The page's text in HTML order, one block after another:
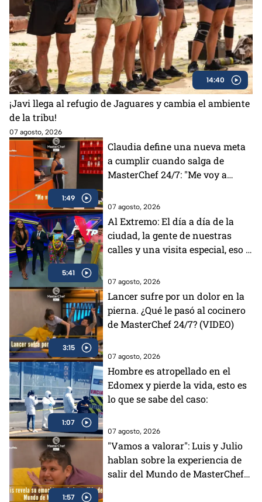
14:40
¡Javi llega al refugio de Jaguares y cambia el ambiente
de la tribu!
07 agosto, 2026
1:49
Claudia define una nueva meta
a cumplir cuando salga de
MasterChef 24/7: "Me voy a
07 agosto, 2026
5:41
Al Extremo: El día a día de la
ciudad, la gente de nuestras
calles y una visita especial, eso y
viernes
07 agosto, 2026
3:15
Lancer sufre por un dolor en la
pierna. ¿Qué le pasó al cocinero
de MasterChef 24/7? (VIDEO)
07 agosto, 2026
1:07
Hombre es atropellado en el
Edomex y pierde la vida, esto es
lo que se sabe del caso:
07 agosto, 2026
1:57
"Vamos a valorar": Luis y Julio
hablan sobre la experiencia de
salir del Mundo de MasterChef